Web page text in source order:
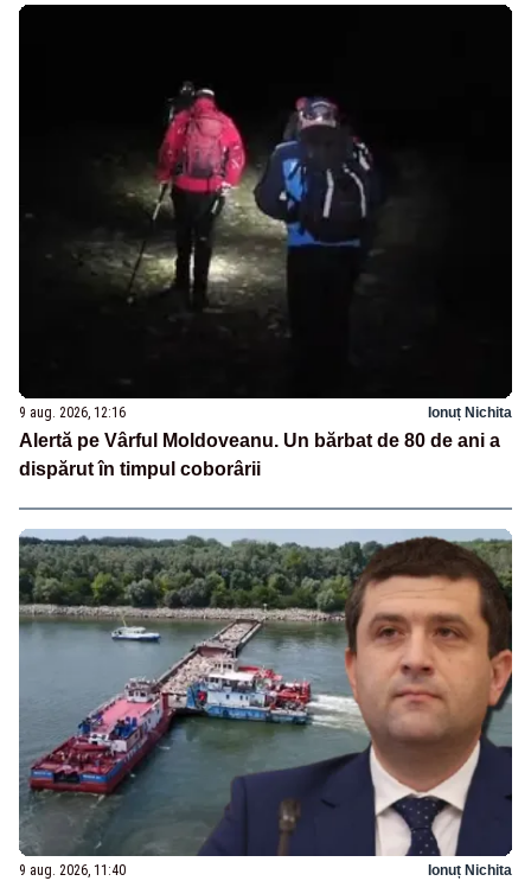
9 aug. 2026, 12:16 Ionuț Nichita
Alertă pe Vârful Moldoveanu. Un bărbat de 80 de ani a
dispărut în timpul coborârii
9 aug. 2026, 11:40 Ionuț Nichita